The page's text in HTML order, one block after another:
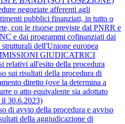
negoziate afferenti agli
pubblici finanziati, in tutto o
con le risorse previste dal PNRR e
e dai programmi cofinanziati dai
dell'Unione europea
GIUDICATRICI
relativi all'esito della procedura
sui risultati della procedura di
diretto (ove la determina a
o atto equivalente sia adottato
il 30.6.2023)
di avvio della procedura e avviso
della aggiudicazione di